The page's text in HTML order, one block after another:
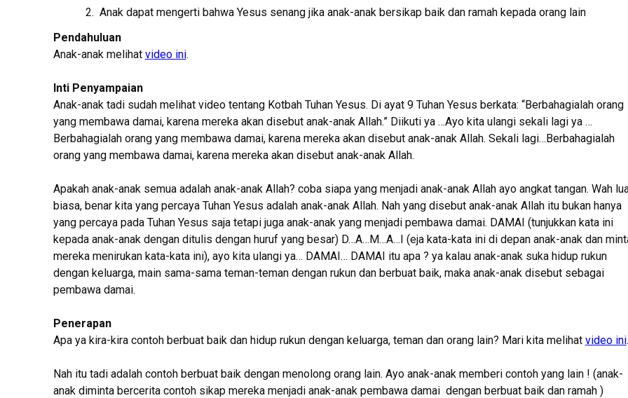
Anak dapat mengerti bahwa Yesus senang jika anak-anak bersikap baik dan ramah kepada orang lain
Pendahuluan
Anak-anak melihat video ini.
Inti Penyampaian
Anak-anak tadi sudah melihat video tentang Kotbah Tuhan Yesus. Di ayat 9 Tuhan Yesus berkata: “Berbahagialah orang
yang membawa damai, karena mereka akan disebut anak-anak Allah.” Diikuti ya …Ayo kita ulangi sekali lagi ya …
Berbahagialah orang yang membawa damai, karena mereka akan disebut anak-anak Allah. Sekali lagi…Berbahagialah
orang yang membawa damai, karena mereka akan disebut anak-anak Allah.
Apakah anak-anak semua adalah anak-anak Allah? coba siapa yang menjadi anak-anak Allah ayo angkat tangan. Wah
biasa, benar kita yang percaya Tuhan Yesus adalah anak-anak Allah. Nah yang disebut anak-anak Allah itu bukan hanya
yang percaya pada Tuhan Yesus saja tetapi juga anak-anak yang menjadi pembawa damai. DAMAI (tunjukkan kata ini
kepada anak-anak dengan ditulis dengan huruf yang besar) D…A…M…A…I (eja kata-kata ini di depan anak-anak dan
mereka menirukan kata-kata ini), ayo kita ulangi ya… DAMAI… DAMAI itu apa ? ya kalau anak-anak suka hidup rukun
dengan keluarga, main sama-sama teman-teman dengan rukun dan berbuat baik, maka anak-anak disebut sebagai
pembawa damai.
Penerapan
Apa ya kira-kira contoh berbuat baik dan hidup rukun dengan keluarga, teman dan orang lain? Mari kita melihat video ini.
Nah itu tadi adalah contoh berbuat baik dengan menolong orang lain. Ayo anak-anak memberi contoh yang lain ! (anak-
anak diminta bercerita contoh sikap mereka menjadi anak-anak pembawa damai dengan berbuat baik dan ramah )